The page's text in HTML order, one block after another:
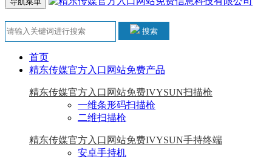
搜索
首页
精东传媒官方入口网站免费产品
精东传媒官方入口网站免费IVYSUN扫描枪
一维条形码扫描枪
二维扫描枪
精东传媒官方入口网站免费IVYSUN手持终端
安卓手持机